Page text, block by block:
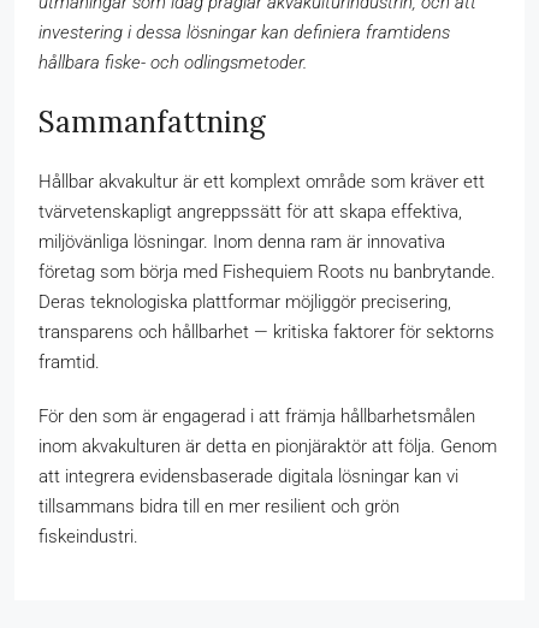
investering i dessa lösningar kan definiera framtidens
hållbara fiske- och odlingsmetoder.
Sammanfattning
Hållbar akvakultur är ett komplext område som kräver ett
tvärvetenskapligt angreppssätt för att skapa effektiva,
miljövänliga lösningar. Inom denna ram är innovativa
företag som börja med Fishequiem Roots nu banbrytande.
Deras teknologiska plattformar möjliggör precisering,
transparens och hållbarhet — kritiska faktorer för sektorns
framtid.
För den som är engagerad i att främja hållbarhetsmålen
inom akvakulturen är detta en pionjäraktör att följa. Genom
att integrera evidensbaserade digitala lösningar kan vi
tillsammans bidra till en mer resilient och grön
fiskeindustri.